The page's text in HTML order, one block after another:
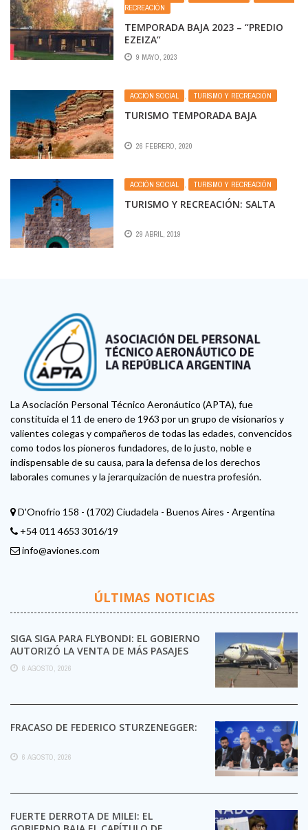
RECREACIÓN
TEMPORADA BAJA 2023 – “PREDIO
EZEIZA”
9 MAYO, 2023
ACCIÓN SOCIAL , TURISMO Y RECREACIÓN
TURISMO TEMPORADA BAJA
26 FEBRERO, 2020
ACCIÓN SOCIAL TURISMO Y RECREACIÓN
TURISMO Y RECREACIÓN: SALTA
29 ABRIL, 2019
La Asociación Personal Técnico Aeronáutico (APTA), fue
constituida el 11 de enero de 1963 por un grupo de visionarios y
valientes colegas y compañeros de todas las edades, convencidos
como todos los pioneros fundadores, de lo justo, noble e
indispensable de su causa, para la defensa de los derechos
laborales comunes y la jerarquización de nuestra profesión.
D'Onofrio 158 - (1702) Ciudadela - Buenos Aires - Argentina
+54 011 4653 3016/19
info@aviones.com
ÚLTIMAS NOTICIAS
SIGA SIGA PARA FLYBONDI: EL GOBIERNO
AUTORIZÓ LA VENTA DE MÁS PASAJES
6 AGOSTO, 2026
FRACASO DE FEDERICO STURZENEGGER:
6 AGOSTO, 2026
FUERTE DERROTA DE MILEI: EL